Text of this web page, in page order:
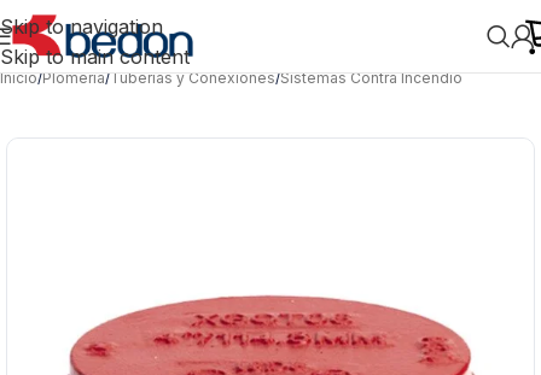
Skip to navigation
Skip to main content
Inicio/Plomería/Tuberías y Conexiones/Sistemas Contra Incendio